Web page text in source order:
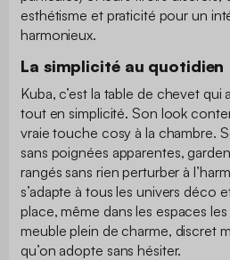
esthétisme et praticité pour un
harmonieux.
La simplicité au quotidien
Kuba, c’est la table de chevet qui
tout en simplicité. Son look
vraie touche cosy à la chambre.
sans poignées apparentes,
rangés sans rien perturber à
s’adapte à tous les univers déco
place, même dans les espaces
meuble plein de charme, discret
qu’on adopte sans hésiter.